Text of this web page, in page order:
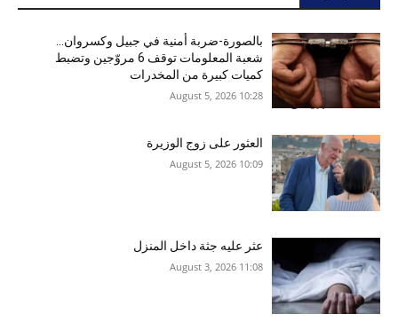
بالصورة-ضربة أمنية في جبيل وكسروان…
شعبة المعلومات توقف 6 مروّجين وتضبط
كميات كبيرة من المخدرات
10:28 2026 ,August 5
العثور على زوج الوزيرة
10:09 2026 ,August 5
عثر عليه جثة داخل المنزل
11:08 2026 ,August 3